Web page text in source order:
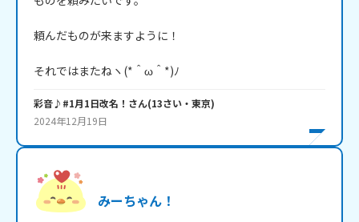
頼んだものが来ますように！
それではまたねヽ(*＾ω＾*)ﾉ
彩音♪#1月1日改名！ さん(13さい・ 東京)
2024年12月19日
みーちゃん！